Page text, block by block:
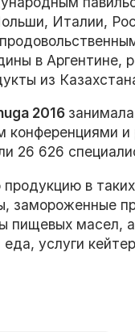
Италии,
в Аргентине,
из
2016
конференциями
26 626
в
замороженные
пищевых масел,
услуги